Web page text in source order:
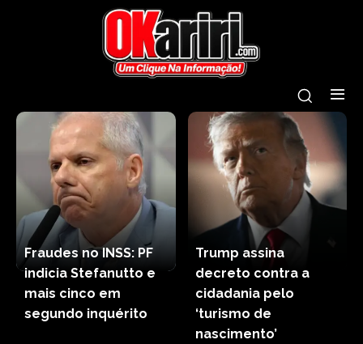
Fraudes no INSS: PF
indicia Stefanutto e
mais cinco em
segundo inquérito
Trump assina
decreto contra a
cidadania pelo
‘turismo de
nascimento’